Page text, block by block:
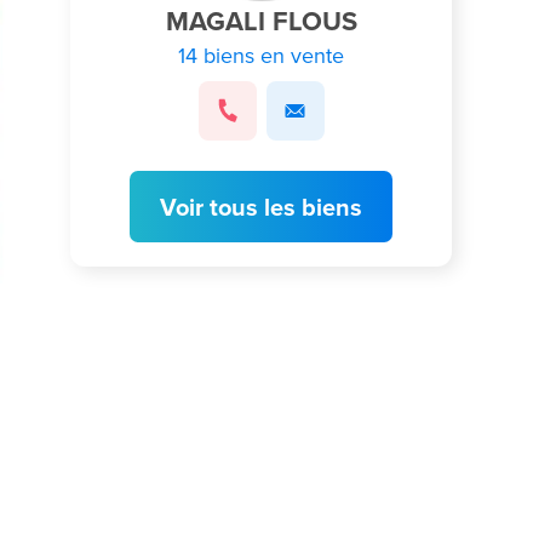
MAGALI FLOUS
14 biens en vente
Voir tous les biens